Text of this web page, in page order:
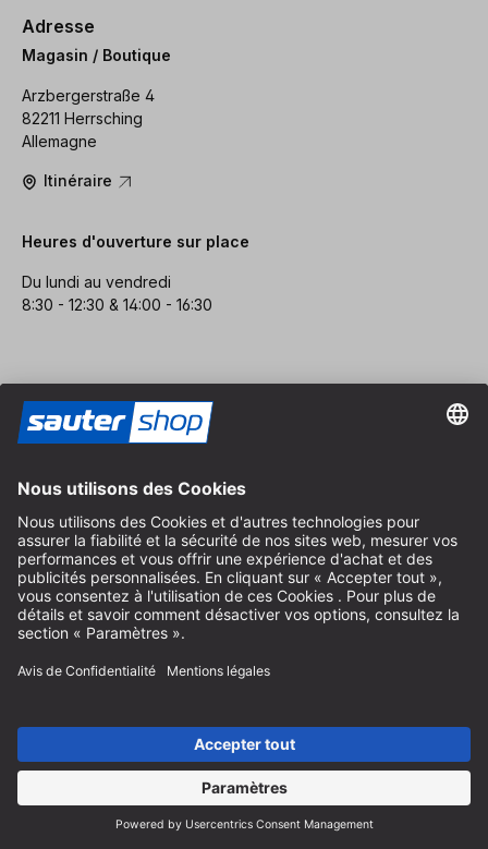
Adresse
Magasin / Boutique
Arzbergerstraße 4
82211 Herrsching
Allemagne
Itinéraire
Heures d'ouverture sur place
Du lundi au vendredi
8:30 - 12:30 & 14:00 - 16:30
Aide
Instructions recyclage des batteries
Frais de livraison et d'expédition
Formulaire de contact
Droit de rétractation
Service FAQ
Nous concernant
Carrière
Révoquer un contrat
Espace revendeurs